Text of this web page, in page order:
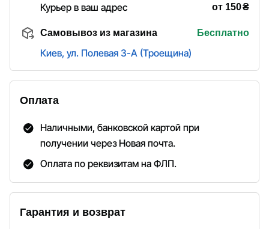
Курьер в ваш адрес
от 150₴
Самовывоз из магазина Бесплатно
Киев, ул. Полевая 3-А (Троещина)
Оплата
Наличными, банковской картой при
получении через Новая почта.
Оплата по реквизитам на ФЛП.
Гарантия и возврат